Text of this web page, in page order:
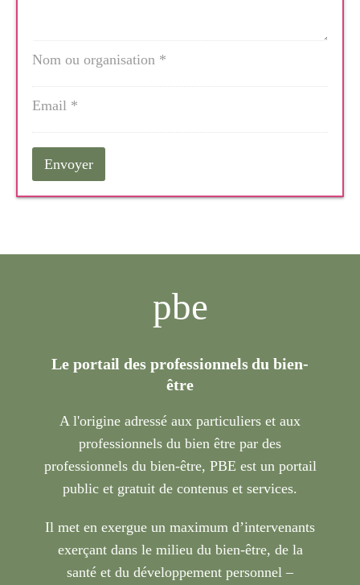
pbe
Le portail des professionnels du bien-
être
A l'origine adressé aux particuliers et aux
professionnels du bien être par des
professionnels du bien-être, PBE est un portail
public et gratuit de contenus et services.
Il met en exergue un maximum d’intervenants
exerçant dans le milieu du bien-être, de la
santé et du développement personnel –